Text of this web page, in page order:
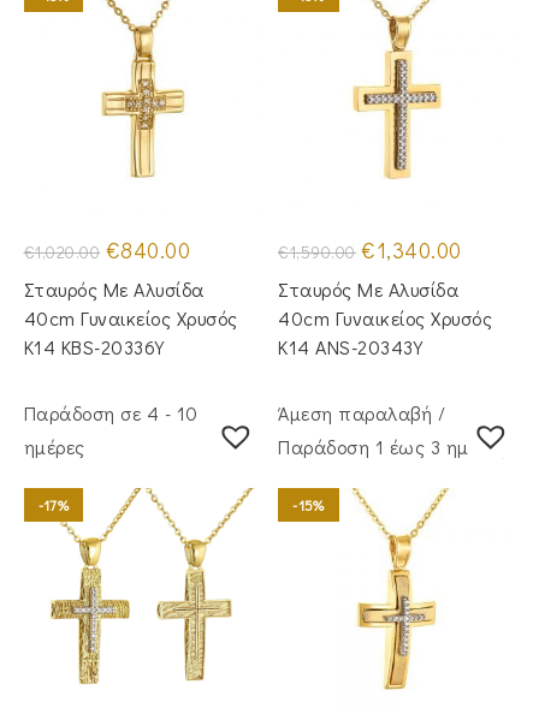
€1,020.00 Original
price
was:
€1,020.00.
€840.00
τιμή
είναι:
€840.00.
Σταυρός Mε Aλυσίδα
40cm Γυναικείος Χρυσός
Κ14 KBS-20336Y
€1,590.00 Original
price
was:
€1,590.00.
€1,340.00
Σταυρός Με Αλυσίδα
40cm Γυναικείος Χρυσός
Κ14 ANS-20343Y
Παράδοση σε 4 - 10
ημέρες
-17%
Άμεση παραλαβή /
Παράδoση 1 έως 3 ημέρες
-15%